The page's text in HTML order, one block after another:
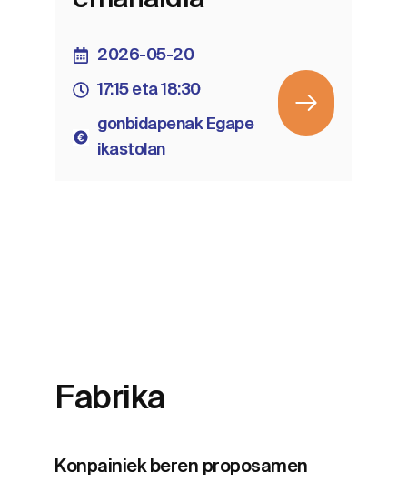
2026-05-20
17:15 eta 18:30
gonbidapenak Egape
ikastolan
Fabrika
Konpainiek beren proposamen